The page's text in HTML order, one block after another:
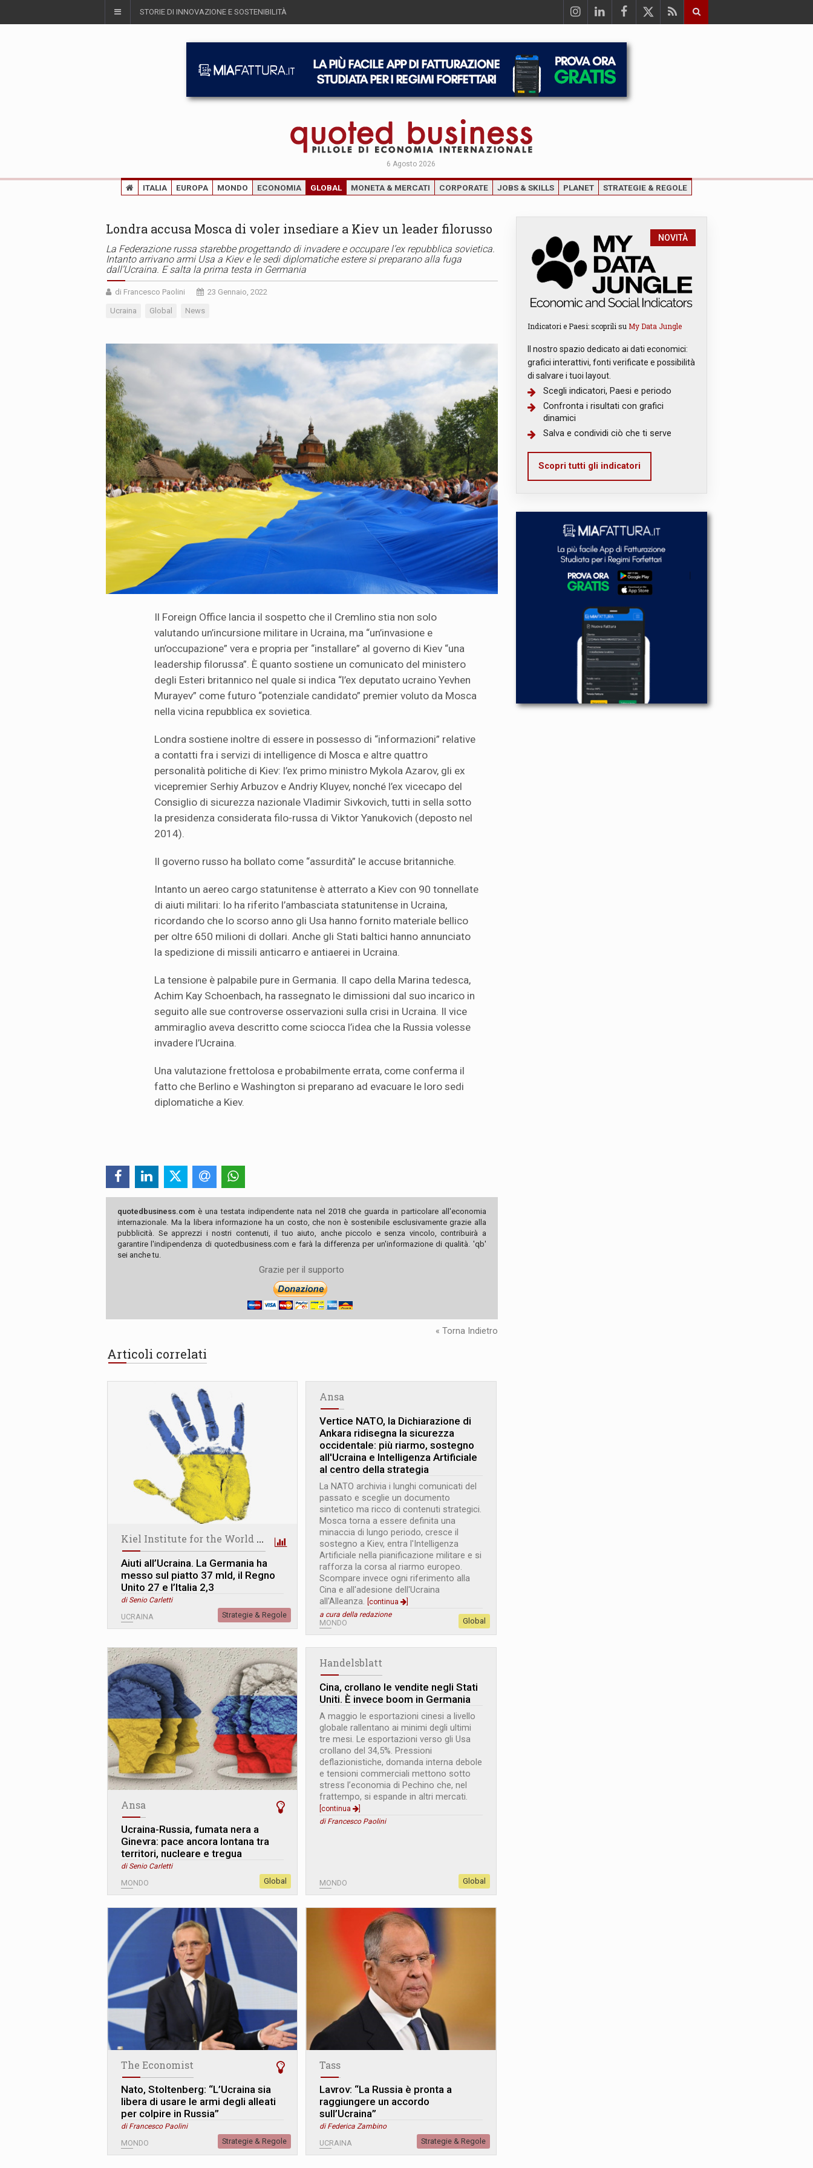
STORIE DI INNOVAZIONE E SOSTENIBILITÀ
6 Agosto 2026
ITALIA EUROPA MONDO ECONOMIA GLOBAL MONETA & MERCATI CORPORATE JOBS & SKILLS PLANET STRATEGIE & REGOLE
Londra accusa Mosca di voler insediare a Kiev un leader filorusso
La Federazione russa starebbe progettando di invadere e occupare l’ex repubblica sovietica.
Intanto arrivano armi Usa a Kiev e le sedi diplomatiche estere si preparano alla fuga
dall’Ucraina. E salta la prima testa in Germania
di Francesco Paolini 23 Gennaio, 2022
Ucraina Global News
Il Foreign Office lancia il sospetto che il Cremlino stia non solo
valutando un’incursione militare in Ucraina, ma “un’invasione e
un’occupazione” vera e propria per “installare” al governo di Kiev “una
leadership filorussa”. È quanto sostiene un comunicato del ministero
degli Esteri britannico nel quale si indica “l’ex deputato ucraino Yevhen
Murayev” come futuro “potenziale candidato” premier voluto da Mosca
nella vicina repubblica ex sovietica.
Londra sostiene inoltre di essere in possesso di “informazioni” relative
a contatti fra i servizi di intelligence di Mosca e altre quattro
personalità politiche di Kiev: l’ex primo ministro Mykola Azarov, gli ex
vicepremier Serhiy Arbuzov e Andriy Kluyev, nonché l’ex vicecapo del
Consiglio di sicurezza nazionale Vladimir Sivkovich, tutti in sella sotto
la presidenza considerata filo-russa di Viktor Yanukovich (deposto nel
2014).
Il governo russo ha bollato come “assurdità” le accuse britanniche.
Intanto un aereo cargo statunitense è atterrato a Kiev con 90 tonnellate
di aiuti militari: lo ha riferito l’ambasciata statunitense in Ucraina,
ricordando che lo scorso anno gli Usa hanno fornito materiale bellico
per oltre 650 milioni di dollari. Anche gli Stati baltici hanno annunciato
la spedizione di missili anticarro e antiaerei in Ucraina.
La tensione è palpabile pure in Germania. Il capo della Marina tedesca,
Achim Kay Schoenbach, ha rassegnato le dimissioni dal suo incarico in
seguito alle sue controverse osservazioni sulla crisi in Ucraina. Il vice
ammiraglio aveva descritto come sciocca l’idea che la Russia volesse
invadere l’Ucraina.
Una valutazione frettolosa e probabilmente errata, come conferma il
fatto che Berlino e Washington si preparano ad evacuare le loro sedi
diplomatiche a Kiev.
quotedbusiness.com è una testata indipendente nata nel 2018 che guarda in particolare all'economia
internazionale. Ma la libera informazione ha un costo, che non è sostenibile esclusivamente grazie alla
pubblicità. Se apprezzi i nostri contenuti, il tuo aiuto, anche piccolo e senza vincolo, contribuirà a
garantire l'indipendenza di quotedbusiness.com e farà la differenza per un'informazione di qualità. 'qb'
sei anche tu.
Grazie per il supporto
« Torna Indietro
Articoli correlati
K
iel Institute for the World Economy
Aiuti all’Ucraina. La Germania ha
messo sul piatto 37 mld, il Regno
Unito 27 e l’Italia 2,3
di Senio Carletti
UCRAINA Strategie & Regole
Ansa
Vertice NATO, la Dichiarazione di
Ankara ridisegna la sicurezza
occidentale: più riarmo, sostegno
all'Ucraina e Intelligenza Artificiale
al centro della strategia
La NATO archivia i lunghi comunicati del
passato e sceglie un documento
sintetico ma ricco di contenuti strategici.
Mosca torna a essere definita una
minaccia di lungo periodo, cresce il
sostegno a Kiev, entra l'Intelligenza
Artificiale nella pianificazione militare e si
rafforza la corsa al riarmo europeo.
Scompare invece ogni riferimento alla
Cina e all'adesione dell'Ucraina
all'Alleanza. [continua
a cura della redazione
MONDO Global
Ansa
Ucraina-Russia, fumata nera a
Ginevra: pace ancora lontana tra
territori, nucleare e tregua
di Senio Carletti
MONDO Global
Handelsblatt
Cina, crollano le vendite negli Stati
Uniti. È invece boom in Germania
A maggio le esportazioni cinesi a livello
globale rallentano ai minimi degli ultimi
tre mesi. Le esportazioni verso gli Usa
crollano del 34,5%. Pressioni
deflazionistiche, domanda interna debole
e tensioni commerciali mettono sotto
stress l’economia di Pechino che, nel
frattempo, si espande in altri mercati.
[continua
di Francesco Paolini
MONDO Global
The Economist
Nato, Stoltenberg: “L’Ucraina sia
libera di usare le armi degli alleati
per colpire in Russia”
di Francesco Paolini
MONDO Strategie & Regole
Tass
Lavrov: “La Russia è pronta a
raggiungere un accordo
sull’Ucraina”
di Federica Zambino
UCRAINA Strategie & Regole
NOVITÀ
Indicatori e Paesi: scoprili su My Data Jungle
Il nostro spazio dedicato ai dati economici:
grafici interattivi, fonti verificate e possibilità
di salvare i tuoi layout.
Scegli indicatori, Paesi e periodo
Confronta i risultati con grafici
dinamici
Salva e condividi ciò che ti serve
Scopri tutti gli indicatori